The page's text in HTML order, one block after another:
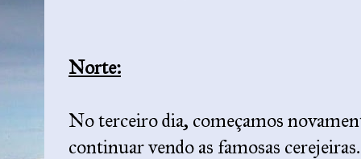
Norte:
No terceiro dia, começamos
continuar vendo as famosas